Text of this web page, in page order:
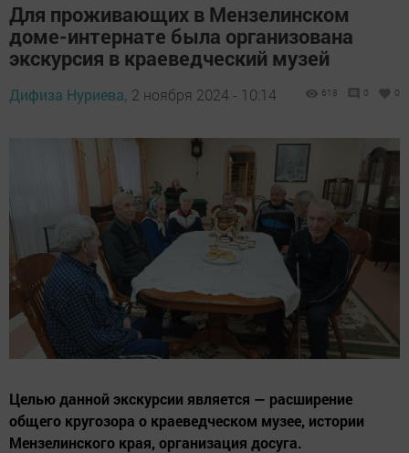
Для проживающих в Мензелинском
доме-интернате была организована
экскурсия в краеведческий музей
Дифиза Нуриева, 2 ноября 2024 - 10:14 618 0 0
Целью данной экскурсии является — расширение
общего кругозора о краеведческом музее, истории
Мензелинского края, организация досуга.